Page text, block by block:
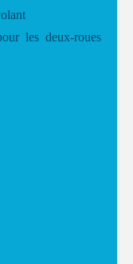
les deux-roues